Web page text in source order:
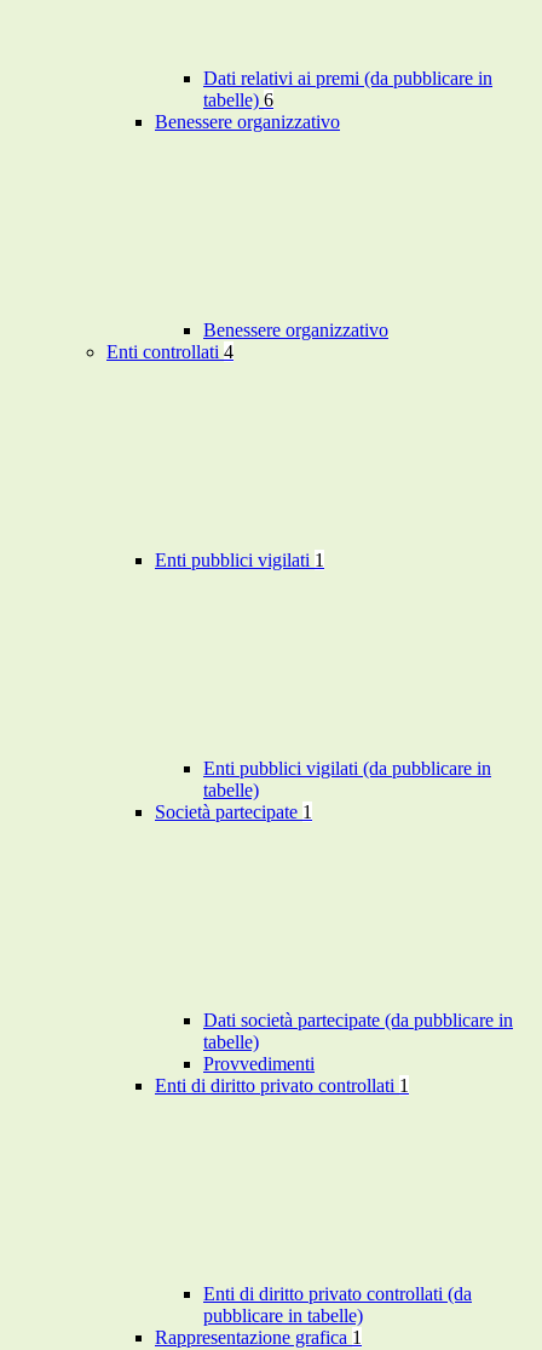
Dati relativi ai premi (da pubblicare in
tabelle) 6
Benessere organizzativo
Benessere organizzativo
Enti controllati 4
Enti pubblici vigilati 1
Enti pubblici vigilati (da pubblicare in
tabelle)
Società partecipate 1
Dati società partecipate (da pubblicare in
tabelle)
Provvedimenti
Enti di diritto privato controllati 1
Enti di diritto privato controllati (da
pubblicare in tabelle)
Rappresentazione grafica 1